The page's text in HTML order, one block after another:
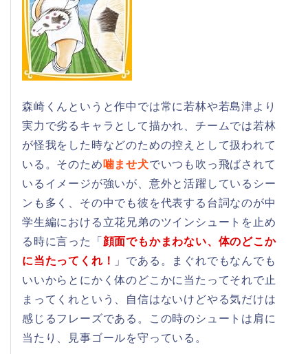
森崎くんというと作中では常に若林や若島津より
実力で劣るキャラとして描かれ、チームでは若林
が怪我をした時などのための控えとして扱われて
いる。そのため 噛ませ犬でいつも吹っ飛ばされて
いるイメージが強いが、意外と活躍しているシー
ンも多く、その中でも彼を代表する台詞なのが中
学生編における立花兄弟のツインシュートを止め
る時に言った「 顔面でもかまわない、体のどこか
に当たってくれ！
」である。まぐれでもなんでも
いいからとにかく体のどこかに当たってそれで止
まってくれという、自信はないけどやる気だけは
感じるフレーズである。この時のシュートは肩に
当たり、見事ゴールを守っている。